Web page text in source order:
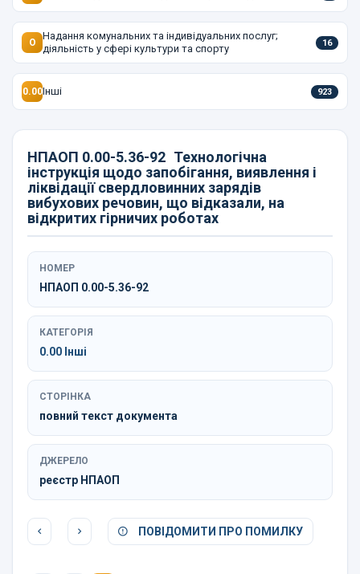
O
Надання комунальних та індивідуальних послуг;
діяльність у сфері культури та спорту
16
0.00Інші 923
НПАОП 0.00-5.36-92 Технологічна
інструкція щодо запобігання, виявлення і
ліквідації свердловинних зарядів
вибухових речовин, що відказали, на
відкритих гірничих роботах
НОМЕР
НПАОП 0.00-5.36-92
КАТЕГОРІЯ
0.00 Інші
СТОРІНКА
повний текст документа
ДЖЕРЕЛО
реєстр НПАОП
ПОВІДОМИТИ ПРО ПОМИЛКУ